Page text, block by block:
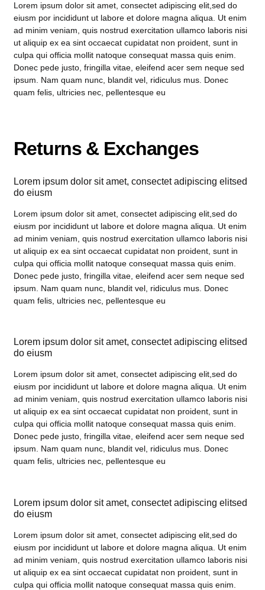
Lorem ipsum dolor sit amet, consectet adipiscing elit,sed do
eiusm por incididunt ut labore et dolore magna aliqua. Ut enim
ad minim veniam, quis nostrud exercitation ullamco laboris nisi
ut aliquip ex ea sint occaecat cupidatat non proident, sunt in
culpa qui officia mollit natoque consequat massa quis enim.
Donec pede justo, fringilla vitae, eleifend acer sem neque sed
ipsum. Nam quam nunc, blandit vel, ridiculus mus. Donec
quam felis, ultricies nec, pellentesque eu
Returns & Exchanges
Lorem ipsum dolor sit amet, consectet adipiscing elitsed
do eiusm
Lorem ipsum dolor sit amet, consectet adipiscing elit,sed do
eiusm por incididunt ut labore et dolore magna aliqua. Ut enim
ad minim veniam, quis nostrud exercitation ullamco laboris nisi
ut aliquip ex ea sint occaecat cupidatat non proident, sunt in
culpa qui officia mollit natoque consequat massa quis enim.
Donec pede justo, fringilla vitae, eleifend acer sem neque sed
ipsum. Nam quam nunc, blandit vel, ridiculus mus. Donec
quam felis, ultricies nec, pellentesque eu
Lorem ipsum dolor sit amet, consectet adipiscing elitsed
do eiusm
Lorem ipsum dolor sit amet, consectet adipiscing elit,sed do
eiusm por incididunt ut labore et dolore magna aliqua. Ut enim
ad minim veniam, quis nostrud exercitation ullamco laboris nisi
ut aliquip ex ea sint occaecat cupidatat non proident, sunt in
culpa qui officia mollit natoque consequat massa quis enim.
Donec pede justo, fringilla vitae, eleifend acer sem neque sed
ipsum. Nam quam nunc, blandit vel, ridiculus mus. Donec
quam felis, ultricies nec, pellentesque eu
Lorem ipsum dolor sit amet, consectet adipiscing elitsed
do eiusm
Lorem ipsum dolor sit amet, consectet adipiscing elit,sed do
eiusm por incididunt ut labore et dolore magna aliqua. Ut enim
ad minim veniam, quis nostrud exercitation ullamco laboris nisi
ut aliquip ex ea sint occaecat cupidatat non proident, sunt in
culpa qui officia mollit natoque consequat massa quis enim.